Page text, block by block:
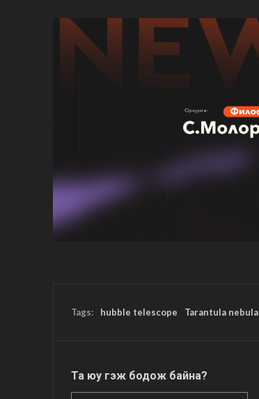
Tags: hubble telescope Tarantula nebula
Та юу гэж бодож байна?